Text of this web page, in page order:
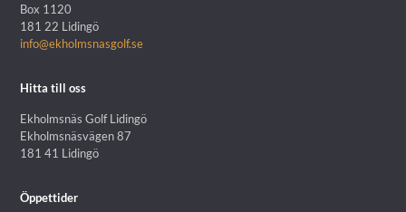
Box 1120
181 22 Lidingö
info@ekholmsnasgolf.se
Hitta till oss
Ekholmsnäs Golf Lidingö
Ekholmsnäsvägen 87
181 41 Lidingö
Öppettider